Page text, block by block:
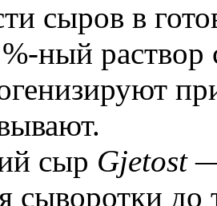
сыров в
ный
сыр Gjetost—
сыворотки